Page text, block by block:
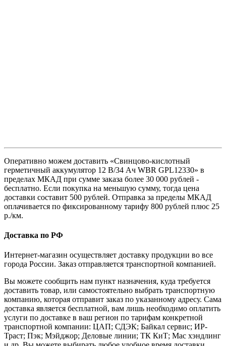
Оперативно можем доставить «Свинцово-кислотный
герметичный аккумулятор 12 В/34 Ач WBR GPL12330» в
пределах МКАД при сумме заказа более 30 000 рублей -
бесплатно. Если покупка на меньшую сумму, тогда цена
доставки составит 500 рублей. Отправка за пределы МКАД
оплачивается по фиксированному тарифу 800 рублей плюс 25
р./км.
Доставка по РФ
Интернет-магазин осуществляет доставку продукции во все
города России. Заказ отправляется транспортной компанией.
Вы можете сообщить нам пункт назначения, куда требуется
доставить товар, или самостоятельно выбрать транспортную
компанию, которая отправит заказ по указанному адресу. Сама
доставка является бесплатной, вам лишь необходимо оплатить
услуги по доставке в ваш регион по тарифам конкретной
транспортной компании: ЦАП; СДЭК; Байкал сервис; ИР-
Траст; Пэк; Мэйджор; Деловые линии; ТК КиТ; Мас хэндлинг